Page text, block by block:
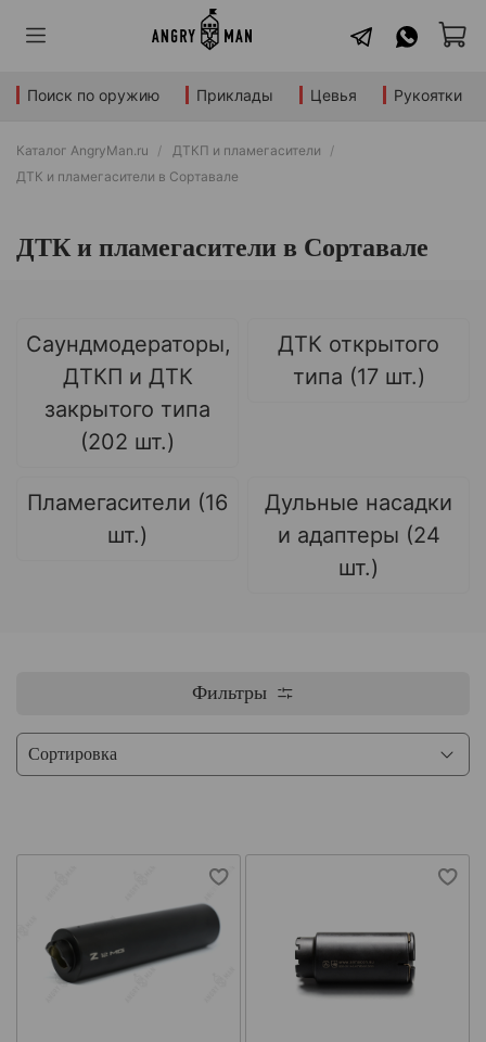
Поиск по оружию Приклады Цевья Рукоятки
Каталог AngryMan.ru
ДТКП и пламегасители
ДТК и пламегасители в Сортавале
ДТК и пламегасители в Сортавале
Саундмодераторы,
ДТКП и ДТК
закрытого типа
(202 шт.)
ДТК открытого
типа (17 шт.)
Пламегасители (16
шт.)
Дульные насадки
и адаптеры (24
шт.)
Фильтры